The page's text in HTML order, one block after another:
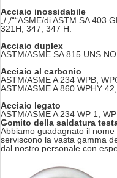
Acciaio inossidabile
„/„/““ASME/di ASTM SA
321H, 347, 347 H.
Acciaio duplex
ASTM/ASME SA 815 UNS
Acciaio al carbonio
ASTM/ASME A 234 WPB,
ASTM/ASME A 860 WPHY
Acciaio legato
ASTM/ASME A 234 WP 1,
Gomito della saldatura
Abbiamo guadagnato il
serviscono la vasta gamma
dal nostro personale con